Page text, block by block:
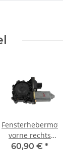
Fensterhebermotor
vorne rechts
8N7959802B
60,90 € *